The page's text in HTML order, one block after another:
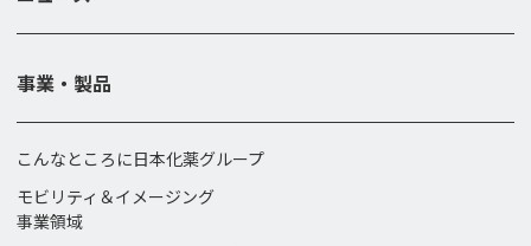
事業・製品
こんなところに日本化薬グループ
モビリティ＆イメージング
事業領域